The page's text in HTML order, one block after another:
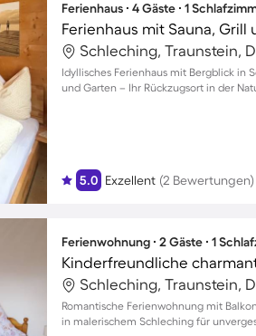
Ferienhaus ∙ 4 Gäste ∙ 1
Ferienhaus mit Sauna, Grill
Schleching, Traunstein,
Idyllisches Ferienhaus mit Bergblick in
und Garten – Ihr Rückzugsort in der
5.0 Exzellent (2 Bewertungen)
Ferienwohnung ∙ 2 Gäste ∙ 1
Schleching, Traunstein,
Romantische Ferienwohnung mit
in malerischem Schleching für